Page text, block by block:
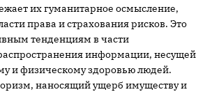
их гуманитарное осмысление,
права и страхования рисков. Это
тенденциям в части
информации, несущей
и физическому здоровью людей.
наносящий ущерб имуществу и